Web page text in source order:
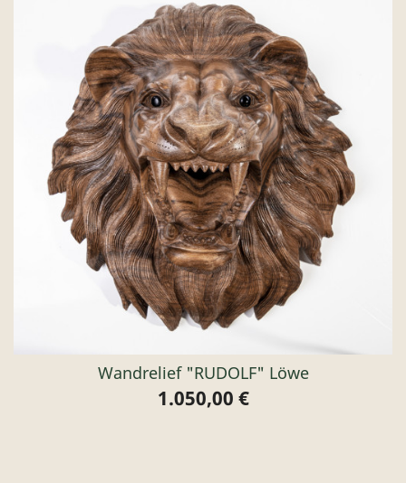
Wandrelief "RUDOLF" Löwe
Preis
1.050,00 €